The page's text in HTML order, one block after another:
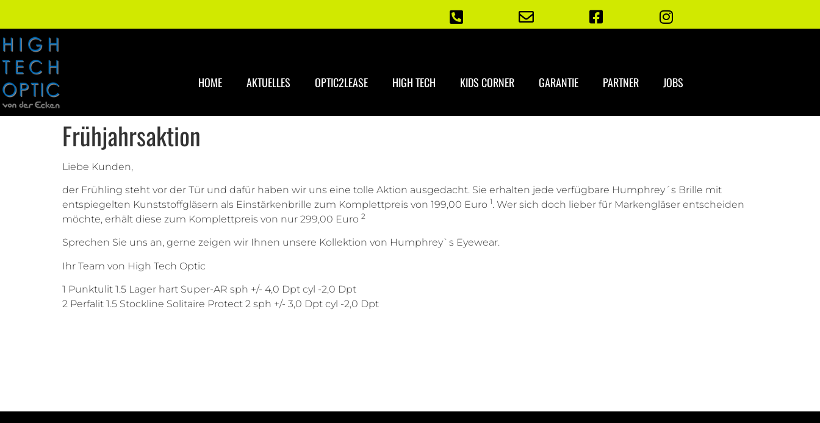
HOME AKTUELLES OPTIC2LEASE HIGH TECH KIDS CORNER GARANTIE PARTNER JOBS
Frühjahrsaktion
Liebe Kunden,
der Frühling steht vor der Tür und dafür haben wir uns eine tolle Aktion ausgedacht. Sie erhalten jede verfügbare Humphrey´s Brille mit
entspiegelten Kunststoffgläsern als Einstärkenbrille zum Komplettpreis von 199,00 Euro 1. Wer sich doch lieber für Markengläser entscheiden
möchte, erhält diese zum Komplettpreis von nur 299,00 Euro 2
Sprechen Sie uns an, gerne zeigen wir Ihnen unsere Kollektion von Humphrey`s Eyewear.
Ihr Team von High Tech Optic
1 Punktulit 1.5 Lager hart Super-AR sph +/- 4,0 Dpt cyl -2,0 Dpt
2 Perfalit 1.5 Stockline Solitaire Protect 2 sph +/- 3,0 Dpt cyl -2,0 Dpt